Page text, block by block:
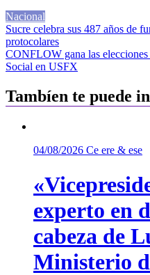
Nacional
Navegación
de
entradas
Sucre celebra sus 487 años de
protocolares
CONFLOW gana las
Social en USFX
Tambíen te puede
04/08/2026 Ce ere & ese
experto en
cabeza de
Ministerio